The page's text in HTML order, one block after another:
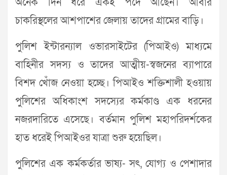
অনেক দিন ধরে একই পদে আছেন। আবার
চাকরিস্থলের আশপাশের জেলায় তাদের গ্রামের বাড়ি।
পুলিশ ইন্টারন্যাল ওভারসাইটের (পিআইও) মাধ্যমে
বাহিনীর সদস্য ও তাদের আত্মীয়-স্বজনের ব্যাপারে
বিশদ খোঁজ নেওয়া হচ্ছে। পিআইও শক্তিশালী হওয়ায়
পুলিশের অধিকাংশ সদস্যের কর্মকাণ্ড এক ধরনের
নজরদারিতে এসেছে। বর্তমান পুলিশ মহাপরিদর্শকের
হাত ধরেই পিআইওর যাত্রা শুরু হয়েছিল।
পুলিশের এক কর্মকর্তার ভাষ্য- সৎ, যোগ্য ও পেশাদার